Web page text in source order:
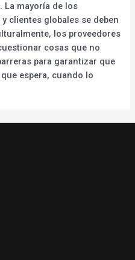
La mayoría de los
clientes globales se deben
los proveedores
cosas que no
para garantizar que
espera, cuando lo